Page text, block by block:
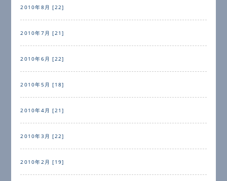
2010年8月 [22]
2010年7月 [21]
2010年6月 [22]
2010年5月 [18]
2010年4月 [21]
2010年3月 [22]
2010年2月 [19]